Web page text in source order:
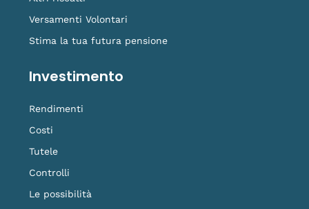
Versamenti Volontari
Stima la tua futura pensione
Investimento
Rendimenti
Costi
Tutele
Controlli
Le possibilità